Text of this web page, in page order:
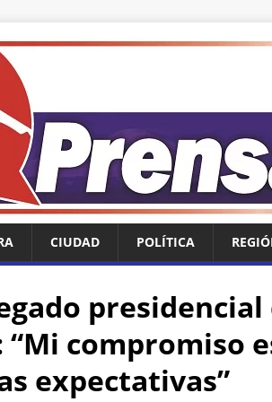
CIUDAD POLÍTICA
presidencial
compromiso
expectativas”